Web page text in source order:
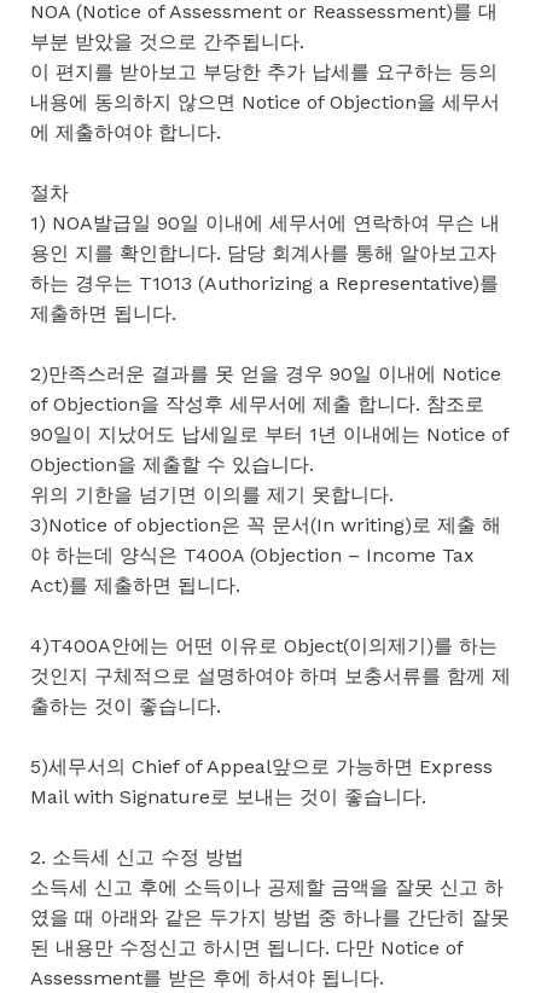
NOA (Notice of Assessment or Reassessment)를 대
부분 받았을 것으로 간주됩니다.
이 편지를 받아보고 부당한 추가 납세를 요구하는 등의
내용에 동의하지 않으면 Notice of Objection을 세무서
에 제출하여야 합니다.
절차
1) NOA발급일 90일 이내에 세무서에 연락하여 무슨 내
용인 지를 확인합니다. 담당 회계사를 통해 알아보고자
하는 경우는 T1013 (Authorizing a Representative)를
제출하면 됩니다.
2)만족스러운 결과를 못 얻을 경우 90일 이내에 Notice
of Objection을 작성후 세무서에 제출 합니다. 참조로
90일이 지났어도 납세일로 부터 1년 이내에는 Notice of
Objection을 제출할 수 있습니다.
위의 기한을 넘기면 이의를 제기 못합니다.
3)Notice of objection은 꼭 문서(In writing)로 제출 해
야 하는데 양식은 T400A (Objection – Income Tax
Act)를 제출하면 됩니다.
4)T400A안에는 어떤 이유로 Object(이의제기)를 하는
것인지 구체적으로 설명하여야 하며 보충서류를 함께 제
출하는 것이 좋습니다.
5)세무서의 Chief of Appeal앞으로 가능하면 Express
Mail with Signature로 보내는 것이 좋습니다.
2. 소득세 신고 수정 방법
소득세 신고 후에 소득이나 공제할 금액을 잘못 신고 하
였을 때 아래와 같은 두가지 방법 중 하나를 간단히 잘못
된 내용만 수정신고 하시면 됩니다. 다만 Notice of
Assessment를 받은 후에 하셔야 됩니다.